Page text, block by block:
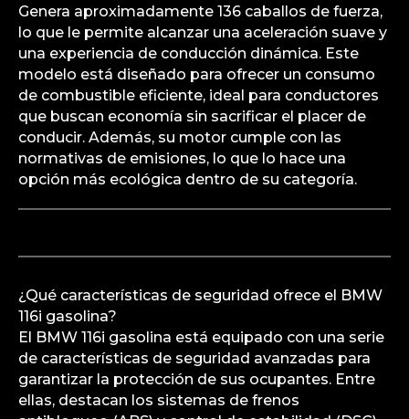
Genera aproximadamente 136 caballos de fuerza,
lo que le permite alcanzar una aceleración suave y
una experiencia de conducción dinámica. Este
modelo está diseñado para ofrecer un consumo
de combustible eficiente, ideal para conductores
que buscan economía sin sacrificar el placer de
conducir. Además, su motor cumple con las
normativas de emisiones, lo que lo hace una
opción más ecológica dentro de su categoría.
¿Qué características de seguridad ofrece el BMW
116i gasolina?
El BMW 116i gasolina está equipado con una serie
de características de seguridad avanzadas para
garantizar la protección de sus ocupantes. Entre
ellas, destacan los sistemas de frenos